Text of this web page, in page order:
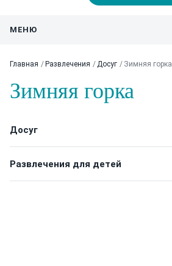
Главная Развлечения Досуг Зимняя горка
Зимняя горка
Досуг
Развлечения для детей